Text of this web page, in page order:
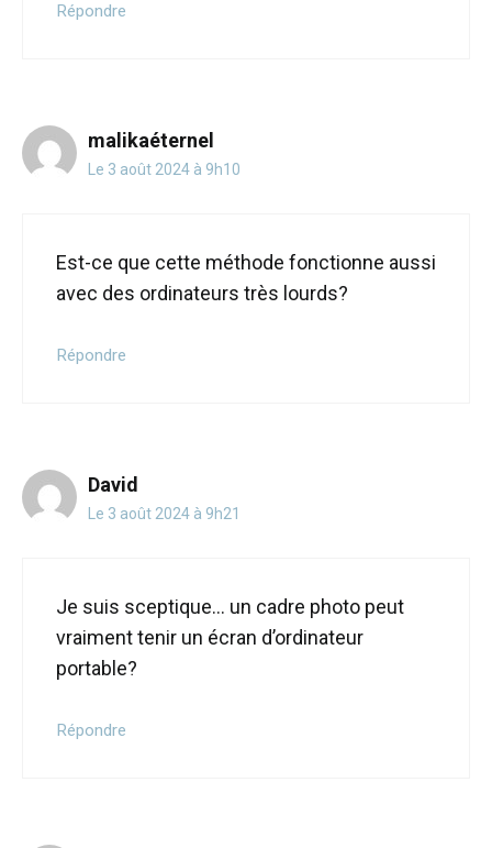
Répondre
malikaéternel
Le 3 août 2024 à 9h10
Est-ce que cette méthode fonctionne aussi
avec des ordinateurs très lourds?
Répondre
David
Le 3 août 2024 à 9h21
Je suis sceptique… un cadre photo peut
vraiment tenir un écran d’ordinateur
portable?
Répondre